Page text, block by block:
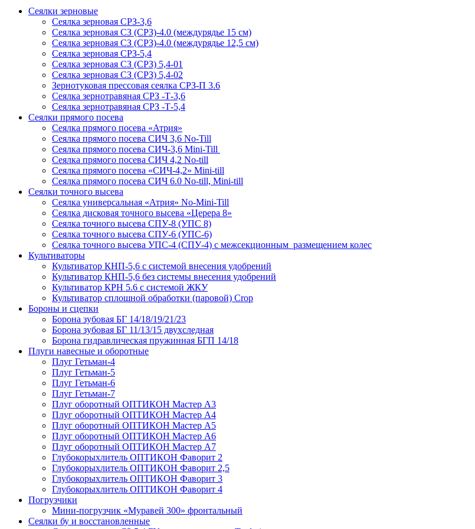
Сеялки зерновые
Сеялка зерновая СРЗ-3,6
Сеялка зерновая СЗ (СРЗ)-4.0 (междурядье 15 см)
Сеялка зерновая СЗ (СРЗ)-4.0 (междурядье 12,5 см)
Сеялка зерновая СРЗ-5,4
Сеялка зерновая СЗ (СРЗ) 5,4-01
Сеялка зерновая СЗ (СРЗ) 5,4-02
Зернотуковая прессовая сеялка СРЗ-П 3.6
Сеялка зернотравяная СРЗ -Т-3,6
Сеялка зернотравяная СРЗ -Т-5,4
Сеялки прямого посева
Сеялка прямого посева «Атрия»
Сеялка прямого посева СИЧ 3,6 No-Till
Сеялка прямого посева СИЧ-3,6 Mini-Till
Сеялка прямого посева СИЧ 4,2 No-till
Сеялка прямого посева «СИЧ-4,2» Mini-till
Сеялка прямого посева СИЧ 6.0 No-till, Mini-till
Сеялки точного высева
Сеялка универсальная «Атрия» No-Mini-Till
Сеялка дисковая точного высева «Церера 8»
Сеялка точного высева СПУ-8 (УПС 8)
Сеялка точного высева СПУ-6 (УПС-6)
Сеялка точного высева УПС-4 (СПУ-4) с межсекционным размещением колес
Культиваторы
Культиватор КНП-5,6 с системой внесения удобрений
Культиватор КНП-5,6 без системы внесения удобрений
Культиватор КРН 5.6 с системой ЖКУ
Культиватор сплошной обработки (паровой) Crop
Бороны и сцепки
Борона зубовая БГ 14/18/19/21/23
Борона зубовая БГ 11/13/15 двухследная
Борона гидравлическая пружинная БГП 14/18
Плуги навесные и оборотные
Плуг Гетьман-4
Плуг Гетьман-5
Плуг Гетьман-6
Плуг Гетьман-7
Плуг оборотный ОПТИКОН Мастер А3
Плуг оборотный ОПТИКОН Мастер А4
Плуг оборотный ОПТИКОН Мастер А5
Плуг оборотный ОПТИКОН Мастер А6
Плуг оборотный ОПТИКОН Мастер А7
Глубокорыхлитель ОПТИКОН Фаворит 2
Глубокорыхлитель ОПТИКОН Фаворит 2,5
Глубокорыхлитель ОПТИКОН Фаворит 3
Глубокорыхлитель ОПТИКОН Фаворит 4
Погрузчики
Мини-погрузчик «Муравей 300» фронтальный
Сеялки бу и восстановленные